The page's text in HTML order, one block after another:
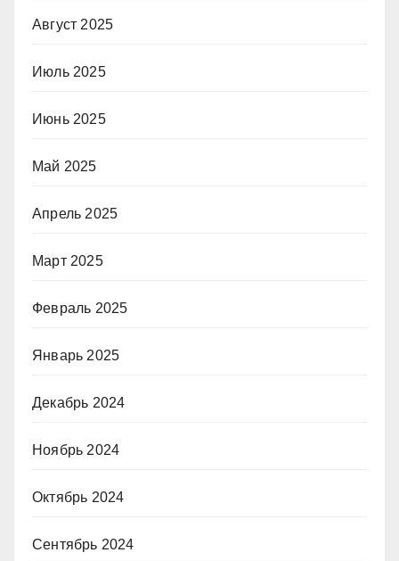
Август 2025
Июль 2025
Июнь 2025
Май 2025
Апрель 2025
Март 2025
Февраль 2025
Январь 2025
Декабрь 2024
Ноябрь 2024
Октябрь 2024
Сентябрь 2024